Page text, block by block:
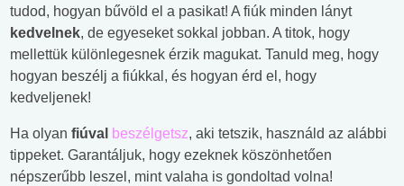
tudod, hogyan bűvöld el a pasikat! A fiúk minden lányt
kedvelnek, de egyeseket sokkal jobban. A titok, hogy
mellettük különlegesnek érzik magukat. Tanuld meg, hogy
hogyan beszélj a fiúkkal, és hogyan érd el, hogy
kedveljenek!
Ha olyan fiúval beszélgetsz, aki tetszik, használd az alábbi
tippeket. Garantáljuk, hogy ezeknek köszönhetően
népszerűbb leszel, mint valaha is gondoltad volna!